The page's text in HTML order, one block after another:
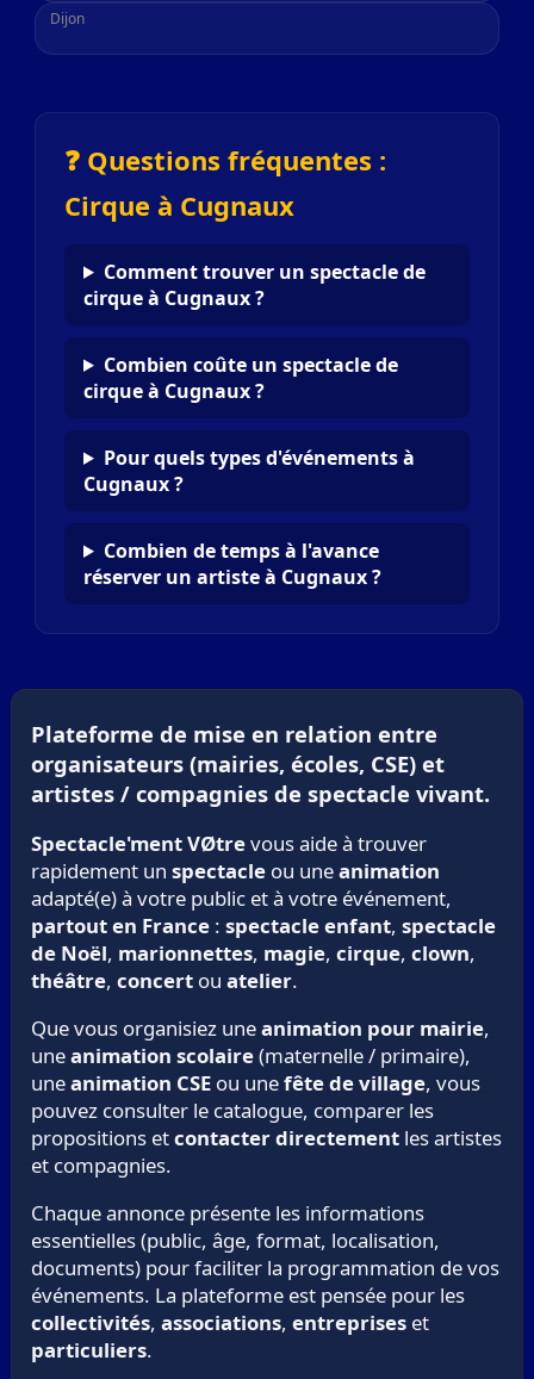
Dijon
❓ Questions fréquentes :
Cirque à Cugnaux
Comment trouver un spectacle de
cirque à Cugnaux ?
Combien coûte un spectacle de
cirque à Cugnaux ?
Pour quels types d'événements à
Cugnaux ?
Combien de temps à l'avance
réserver un artiste à Cugnaux ?
Plateforme de mise en relation entre
organisateurs (mairies, écoles, CSE) et
artistes / compagnies de spectacle vivant.
Spectacle'ment VØtrevous aide à trouver
rapidement un spectacleou uneanimation
adapté(e) à votre public et à votre événement,
partout en France: spectacle enfant, spectacle
de Noël, marionnettes, magie, cirque, clown,
théâtre, concertou atelier.
Que vous organisiez uneanimation pour mairie,
uneanimation scolaire(maternelle / primaire),
uneanimation CSEou unefête de village, vous
pouvez consulter le catalogue, comparer les
propositions etcontacter directementles artistes
et compagnies.
Chaque annonce présente les informations
essentielles (public, âge, format, localisation,
documents) pour faciliter la programmation de vos
événements. La plateforme est pensée pour les
collectivités, associations, entrepriseset
particuliers.